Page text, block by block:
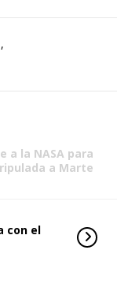
,
a la NASA para
a Marte
con el